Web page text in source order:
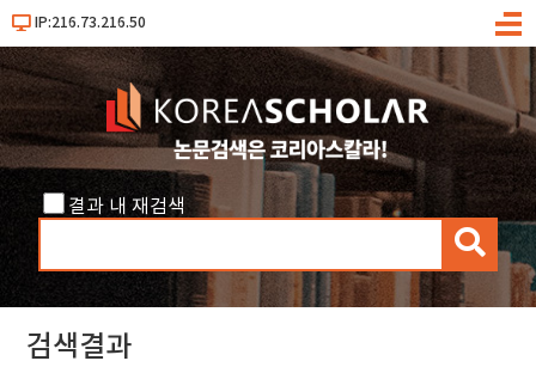
IP:216.73.216.50
메
결과 내 재검색
검
색
검색결과